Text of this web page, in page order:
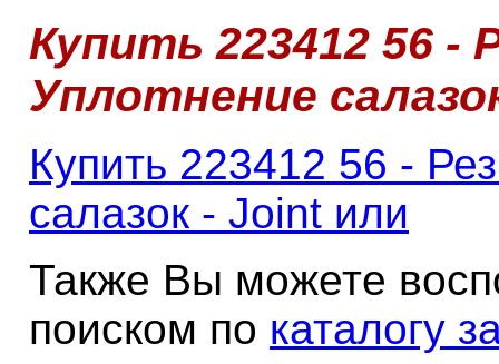
Купить 223412 56 -
Уплотнение
Купить 223412 56 -
салазок - Joint или
Также Вы можете
поиском по каталогу